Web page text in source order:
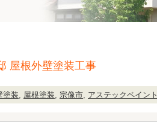
屋根外壁塗装工事
塗装, 屋根塗装, 宗像市, アステックペイント